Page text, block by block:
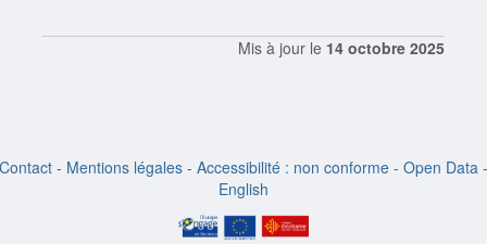
Mis à jour le 14 octobre 2025
Contact - Mentions légales - Accessibilité : non conforme - Open Data -
English